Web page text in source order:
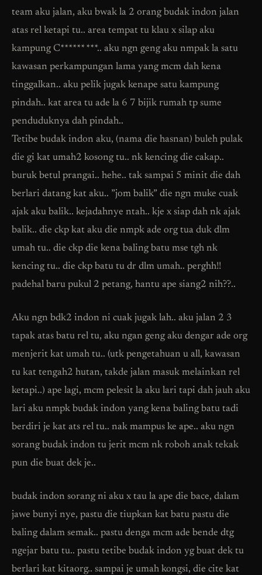
team aku jalan, aku bwak la 2 orang budak indon jalan
atas rel ketapi tu.. area tempat tu klau x silap aku
kampung C****** ***.. aku ngn geng aku nmpak la satu
kawasan perkampungan lama yang mcm dah kena
tinggalkan.. aku pelik jugak kenape satu kampung
pindah.. kat area tu ade la 6 7 bijik rumah tp sume
penduduknya dah pindah..
Tetibe budak indon aku, (nama die hasnan) buleh pulak
die gi kat umah2 kosong tu.. nk kencing die cakap..
buruk betul prangai.. hehe.. tak sampai 5 minit die dah
berlari datang kat aku.. ”jom balik” die ngn muke cuak
ajak aku balik.. kejadahnye ntah.. kje x siap dah nk ajak
balik.. die ckp kat aku die nmpk ade org tua duk dlm
umah tu.. die ckp die kena baling batu mse tgh nk
kencing tu.. die ckp batu tu dr dlm umah.. perghh!!
padehal baru pukul 2 petang, hantu ape siang2 nih??..
Aku ngn bdk2 indon ni cuak jugak lah.. aku jalan 2 3
tapak atas batu rel tu, aku ngan geng aku dengar ade org
menjerit kat umah tu.. (utk pengetahuan u all, kawasan
tu kat tengah2 hutan, takde jalan masuk melainkan rel
ketapi..) ape lagi, mcm pelesit la aku lari tapi dah jauh aku
lari aku nmpk budak indon yang kena baling batu tadi
berdiri je kat ats rel tu.. nak mampus ke ape.. aku ngn
sorang budak indon tu jerit mcm nk roboh anak tekak
pun die buat dek je..
budak indon sorang ni aku x tau la ape die bace, dalam
jawe bunyi nye, pastu die tiupkan kat batu pastu die
baling dalam semak.. pastu denga mcm ade bende dtg
ngejar batu tu.. pastu tetibe budak indon yg buat dek tu
berlari kat kitaorg.. sampai je umah kongsi, die cite kat